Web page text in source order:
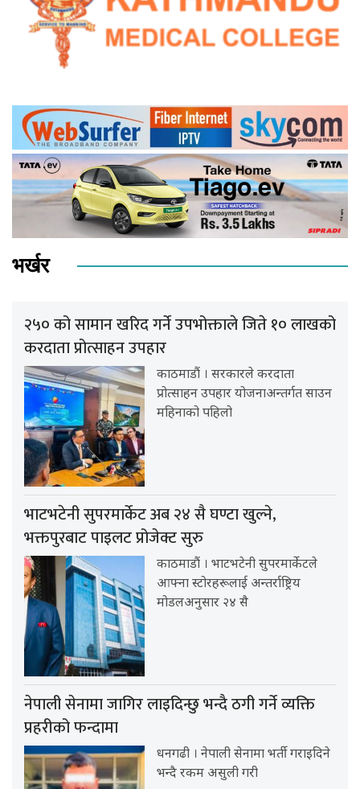
भर्खर
२५० को सामान खरिद गर्ने उपभोक्ताले जिते १० लाखको
करदाता प्रोत्साहन उपहार
काठमाडौं । सरकारले करदाता
प्रोत्साहन उपहार योजनाअन्तर्गत साउन
महिनाको पहिलो
भाटभटेनी सुपरमार्केट अब २४ सै घण्टा खुल्ने,
भक्तपुरबाट पाइलट प्रोजेक्ट सुरु
काठमाडौं । भाटभटेनी सुपरमार्केटले
आफ्ना स्टोरहरूलाई अन्तर्राष्ट्रिय
मोडलअनुसार २४ सै
नेपाली सेनामा जागिर लाइदिन्छु भन्दै ठगी गर्ने व्यक्ति
प्रहरीको फन्दामा
धनगढी । नेपाली सेनामा भर्ती गराइदिने
भन्दै रकम असुली गरी